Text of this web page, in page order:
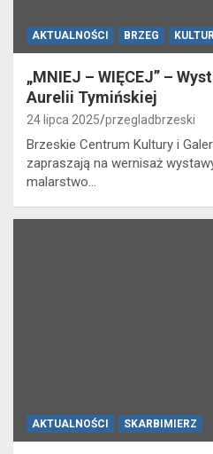
AKTUALNOŚCI BRZEG
„MNIEJ – WIĘCEJ” –
Aurelii Tymińskiej
24 lipca 2025 przegladbrzeski
Brzeskie Centrum Kultury i
zapraszają na wernisaż
malarstwo…
AKTUALNOŚCI SKARBIMIERZ